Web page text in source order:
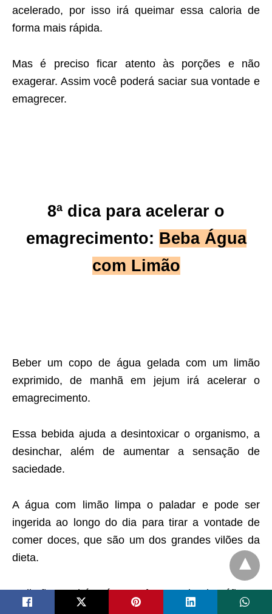
acelerado, por isso irá queimar essa caloria de
forma mais rápida.
Mas é preciso ficar atento às porções e não
exagerar. Assim você poderá saciar sua vontade e
emagrecer.
8ª dica para acelerar o
emagrecimento: Beba Água
com Limão
Beber um copo de água gelada com um limão
exprimido, de manhã em jejum irá acelerar o
emagrecimento.
Essa bebida ajuda a desintoxicar o organismo, a
desinchar, além de aumentar a sensação de
saciedade.
A água com limão limpa o paladar e pode ser
ingerida ao longo do dia para tirar a vontade de
comer doces, que são um dos grandes vilões da
dieta.
O limão também é uma fruta muito benéfica a